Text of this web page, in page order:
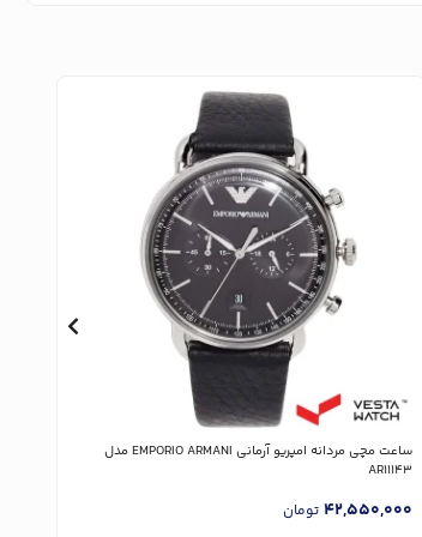
ساعت مچی مردانه امپریو آرمانی EMPORIO ARMANI مدل
AR11143
42,550,000 تومان